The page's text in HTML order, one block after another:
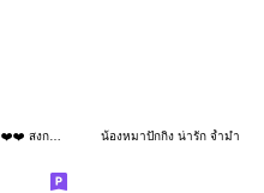
เด็กหน้ากวน❤️❤️❤️ สงกรานต์ 211 BIG น้องหมาปักกิ่ง น่ารัก จ้ำม่ำ